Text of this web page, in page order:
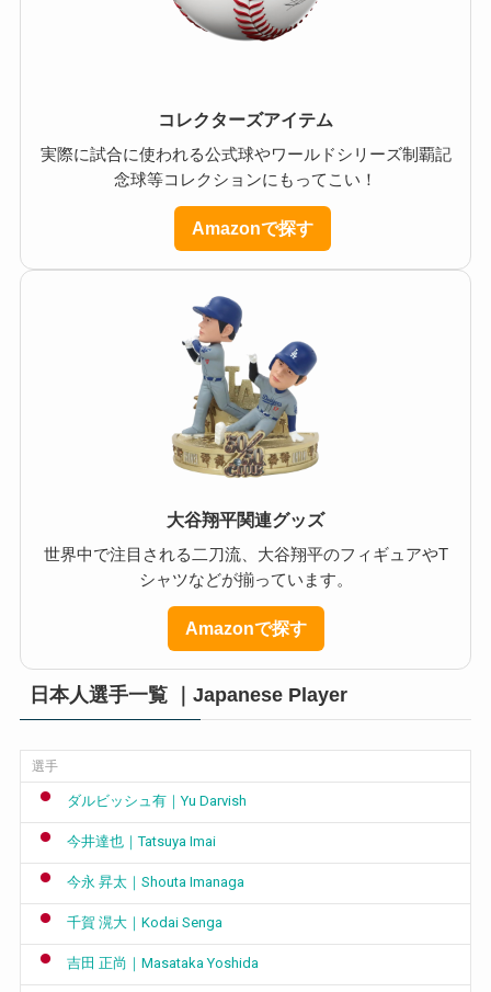
コレクターズアイテム
実際に試合に使われる公式球やワールドシリーズ制覇記
念球等コレクションにもってこい！
Amazonで探す
大谷翔平関連グッズ
世界中で注目される二刀流、大谷翔平のフィギュアやT
シャツなどが揃っています。
Amazonで探す
日本人選手一覧 ｜Japanese Player
選手
ダルビッシュ有｜Yu Darvish
今井達也｜Tatsuya Imai
今永 昇太｜Shouta Imanaga
千賀 滉大｜Kodai Senga
吉田 正尚｜Masataka Yoshida